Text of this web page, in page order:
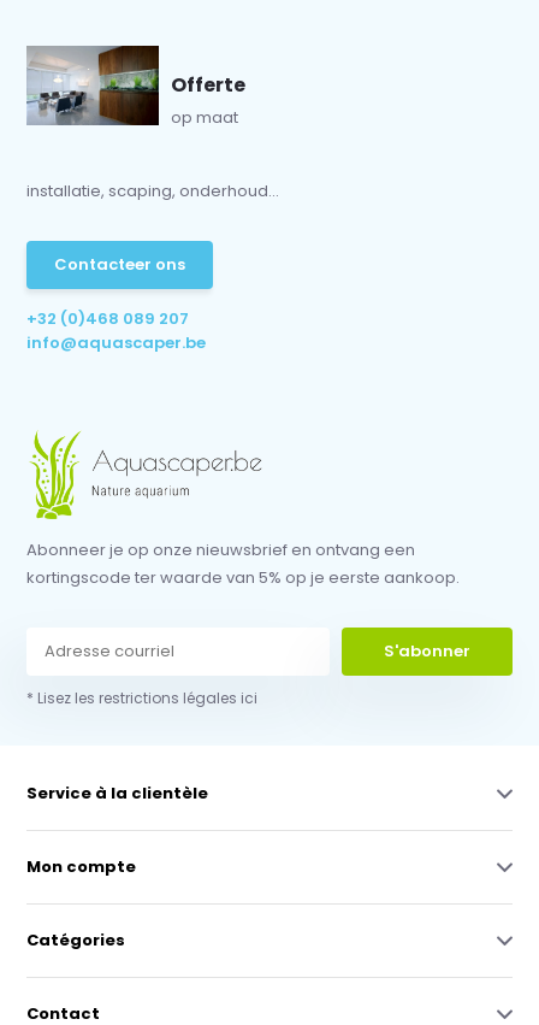
Offerte
op maat
installatie, scaping, onderhoud...
Contacteer ons
+32 (0)468 089 207
info@aquascaper.be
Abonneer je op onze nieuwsbrief en ontvang een
kortingscode ter waarde van 5% op je eerste aankoop.
S'abonner
* Lisez les restrictions légales ici
Service à la clientèle
Mon compte
Catégories
Contact